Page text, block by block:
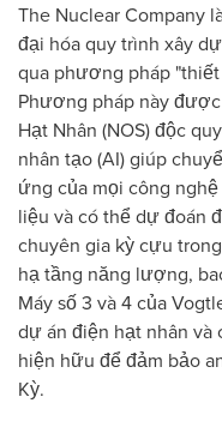
The Nuclear Company
đại hóa quy trình xây
qua phương pháp
Phương pháp này
Hạt Nhân (NOS) độc
nhân tạo (AI) giúp
ứng của mọi công
liệu và có thể dự đoán
chuyên gia kỳ cựu
hạ tầng năng lượng,
Máy số 3 và 4 của
dự án điện hạt nhân và
hiện hữu để đảm bảo
Kỳ.